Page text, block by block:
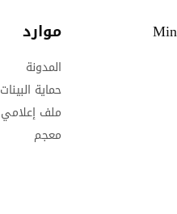
موارد
المدونة
حماية البينات
ملف إعلامي
معجم